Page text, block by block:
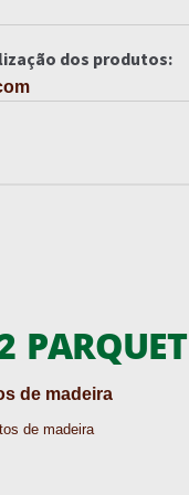
dos produtos:
PARQUET
de madeira
de madeira